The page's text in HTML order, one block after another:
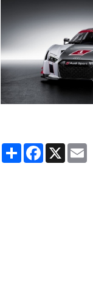
PartagerFacebook
X